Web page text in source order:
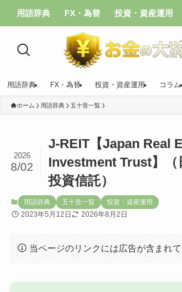
用語辞典 FX・為替 投資・資産運用
用語辞典 FX・為替 投資・資産運用 コラム
ホーム 用語辞典 五十音一覧
J-REIT【Japan Real
Investment Trust】（
投資信託）
2026
8/02
用語辞典 五十音一覧 投資・資産運用
2023年5月12日 2026年8月2日
当ページのリンクには広告が含まれて